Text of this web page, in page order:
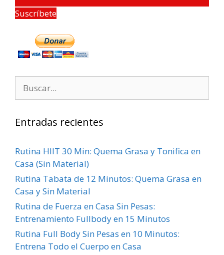
Suscríbete
Entradas recientes
Rutina HIIT 30 Min: Quema Grasa y Tonifica en
Casa (Sin Material)
Rutina Tabata de 12 Minutos: Quema Grasa en
Casa y Sin Material
Rutina de Fuerza en Casa Sin Pesas:
Entrenamiento Fullbody en 15 Minutos
Rutina Full Body Sin Pesas en 10 Minutos:
Entrena Todo el Cuerpo en Casa